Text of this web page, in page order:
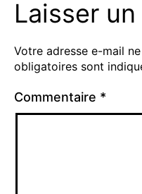
Laisser
Votre adresse e-mail
obligatoires sont
Commentaire *